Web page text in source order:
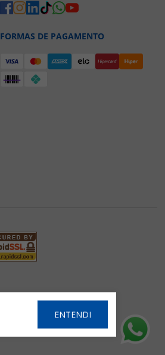
ENTENDI
FORMAS DE PAGAMENTO